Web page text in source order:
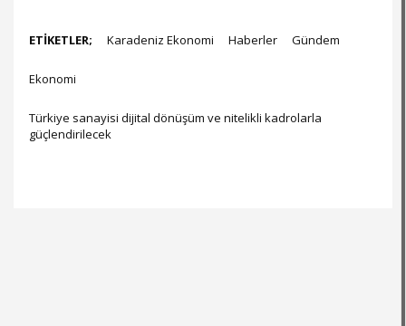
ETİKETLER; Karadeniz Ekonomi Haberler Gündem
Ekonomi
Türkiye sanayisi dijital dönüşüm ve nitelikli kadrolarla
güçlendirilecek